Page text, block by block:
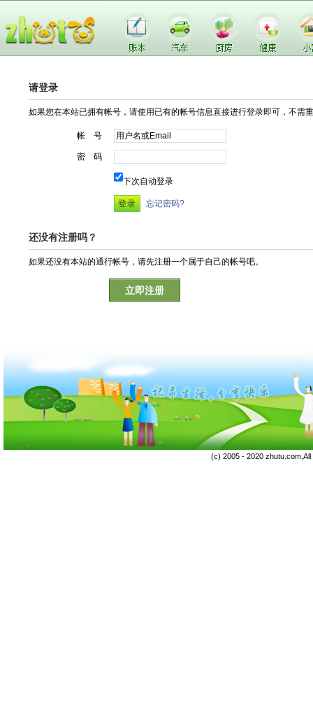
请登录
如果您在本站已拥有帐号，请使用已有的帐号信息直接进行登录即可，不需
帐 号
密 码
下次自动登录
忘记密码?
还没有注册吗？
如果还没有本站的通行帐号，请先注册一个属于自己的帐号吧。
立即注册
(c) 2005 - 2020